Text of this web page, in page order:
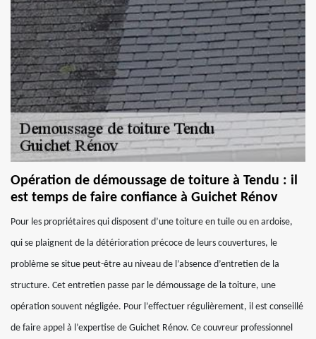
Opération de démoussage de toiture à Tendu : il
est temps de faire confiance à Guichet Rénov
Pour les propriétaires qui disposent d’une toiture en tuile ou en ardoise,
qui se plaignent de la détérioration précoce de leurs couvertures, le
problème se situe peut-être au niveau de l’absence d’entretien de la
structure. Cet entretien passe par le démoussage de la toiture, une
opération souvent négligée. Pour l’effectuer régulièrement, il est conseillé
de faire appel à l’expertise de Guichet Rénov. Ce couvreur professionnel